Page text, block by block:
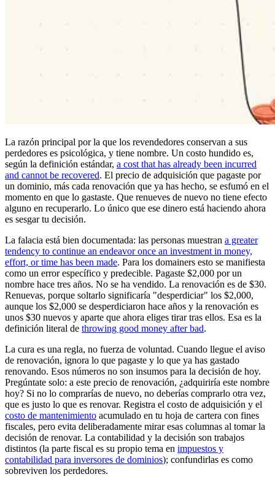
La razón principal por la que los revendedores conservan a sus
perdedores es psicológica, y tiene nombre. Un costo hundido es,
según la definición estándar, a cost that has already been incurred
and cannot be recovered. El precio de adquisición que pagaste por
un dominio, más cada renovación que ya has hecho, se esfumó en el
momento en que lo gastaste. Que renueves de nuevo no tiene efecto
alguno en recuperarlo. Lo único que ese dinero está haciendo ahora
es sesgar tu decisión.
La falacia está bien documentada: las personas muestran a greater
tendency to continue an endeavor once an investment in money,
effort, or time has been made. Para los domainers esto se manifiesta
como un error específico y predecible. Pagaste $2,000 por un
nombre hace tres años. No se ha vendido. La renovación es de $30.
Renuevas, porque soltarlo significaría "desperdiciar" los $2,000,
aunque los $2,000 se desperdiciaron hace años y la renovación es
unos $30 nuevos y aparte que ahora eliges tirar tras ellos. Esa es la
definición literal de throwing good money after bad.
La cura es una regla, no fuerza de voluntad. Cuando llegue el aviso
de renovación, ignora lo que pagaste y lo que ya has gastado
renovando. Esos números no son insumos para la decisión de hoy.
Pregúntate solo: a este precio de renovación, ¿adquiriría este nombre
hoy? Si no lo comprarías de nuevo, no deberías comprarlo otra vez,
que es justo lo que es renovar. Registra el costo de adquisición y el
costo de mantenimiento acumulado en tu hoja de cartera con fines
fiscales, pero evita deliberadamente mirar esas columnas al tomar la
decisión de renovar. La contabilidad y la decisión son trabajos
distintos (la parte fiscal es su propio tema en impuestos y
contabilidad para inversores de dominios); confundirlas es como
sobreviven los perdedores.